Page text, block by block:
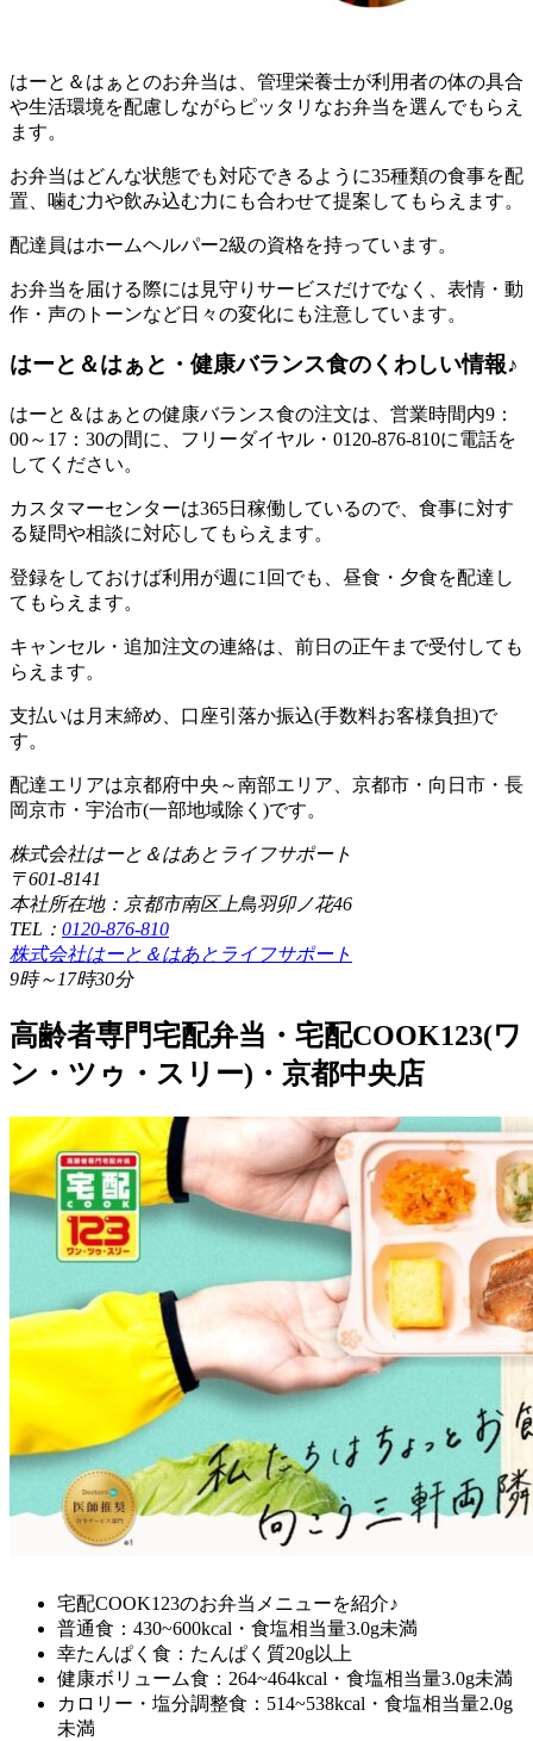
はーと＆はぁとのお弁当は、管理栄養士が利用者の体の具合
や生活環境を配慮しながらピッタリなお弁当を選んでもらえ
ます。
お弁当はどんな状態でも対応できるように35種類の食事を配
置、噛む力や飲み込む力にも合わせて提案してもらえます。
配達員はホームヘルパー2級の資格を持っています。
お弁当を届ける際には見守りサービスだけでなく、表情・動
作・声のトーンなど日々の変化にも注意しています。
はーと＆はぁと・健康バランス食のくわしい情報♪
はーと＆はぁとの健康バランス食の注文は、営業時間内9：
00～17：30の間に、フリーダイヤル・0120-876-810に電話を
してください。
カスタマーセンターは365日稼働しているので、食事に対す
る疑問や相談に対応してもらえます。
登録をしておけば利用が週に1回でも、昼食・夕食を配達し
てもらえます。
キャンセル・追加注文の連絡は、前日の正午まで受付しても
らえます。
支払いは月末締め、口座引落か振込(手数料お客様負担)で
す。
配達エリアは京都府中央～南部エリア、京都市・向日市・長
岡京市・宇治市(一部地域除く)です。
株式会社はーと＆はあとライフサポート
〒601-8141
本社所在地：京都市南区上鳥羽卯ノ花46
TEL： 0120-876-810
株式会社はーと＆はあとライフサポート
9時～17時30分
高齢者専門宅配弁当・宅配COOK123(ワ
ン・ツゥ・スリー)・京都中央店
宅配COOK123のお弁当メニューを紹介♪
普通食：430~600kcal・食塩相当量3.0g未満
幸たんぱく食：たんぱく質20g以上
健康ボリューム食：264~464kcal・食塩相当量3.0g未満
カロリー・塩分調整食：514~538kcal・食塩相当量2.0g
未満